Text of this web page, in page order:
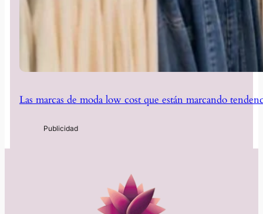
Las marcas de moda low cost que están marcando